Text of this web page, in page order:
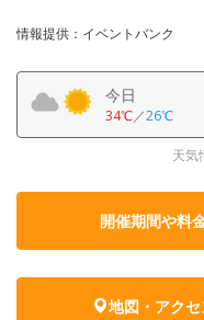
情報提供：イベントバンク
今日
34℃／26℃
天気
開催期間や料
地図・アク